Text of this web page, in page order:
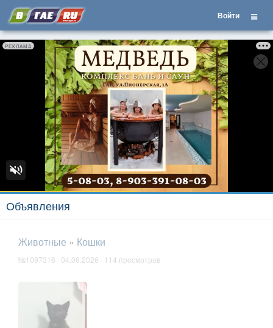
Войти
РЕКЛАМА
Объявления
Животные » Кошки
№1097316 · 04.06.2026 · 114 просмотров